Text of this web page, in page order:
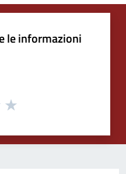
le informazioni